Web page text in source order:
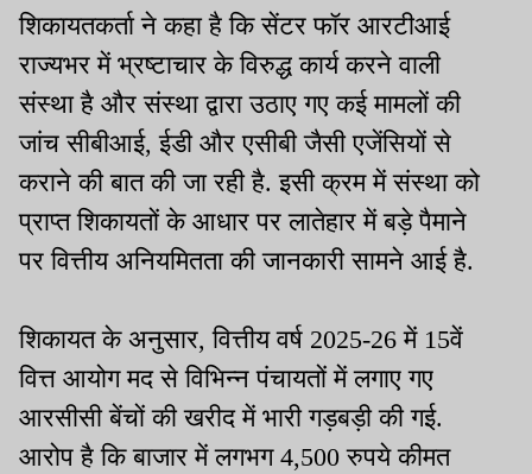
शिकायतकर्ता ने कहा है कि सेंटर फॉर आरटीआई
राज्यभर में भ्रष्टाचार के विरुद्ध कार्य करने वाली
संस्था है और संस्था द्वारा उठाए गए कई मामलों की
जांच सीबीआई, ईडी और एसीबी जैसी एजेंसियों से
कराने की बात की जा रही है. इसी क्रम में संस्था को
प्राप्त शिकायतों के आधार पर लातेहार में बड़े पैमाने
पर वित्तीय अनियमितता की जानकारी सामने आई है.
शिकायत के अनुसार, वित्तीय वर्ष 2025-26 में 15वें
वित्त आयोग मद से विभिन्न पंचायतों में लगाए गए
आरसीसी बेंचों की खरीद में भारी गड़बड़ी की गई.
आरोप है कि बाजार में लगभग 4,500 रुपये कीमत